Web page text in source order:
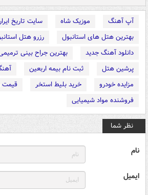
آپ آهنگ موزیک شاه
سایت تاریخ
بهترین هتل های استانبول
رزرو هتل
دانلود آهنگ جدید
بهترین جراح بینی
پرشین هتل
ثبت نام بیمه اربعین
مزایده خودرو
خرید بلیط استخر
قیمت
فروشنده مواد شیمیایی
نظر شما
نام
ایمیل